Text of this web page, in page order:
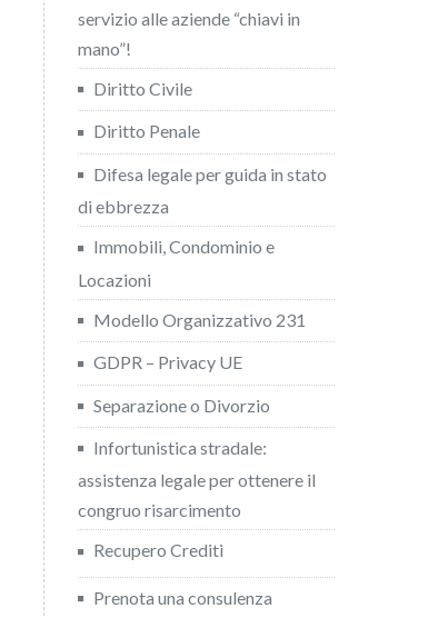
servizio alle aziende “chiavi in
mano”!
Diritto Civile
Diritto Penale
Difesa legale per guida in stato
di ebbrezza
Immobili, Condominio e
Locazioni
Modello Organizzativo 231
GDPR – Privacy UE
Separazione o Divorzio
Infortunistica stradale:
assistenza legale per ottenere il
congruo risarcimento
Recupero Crediti
Prenota una consulenza